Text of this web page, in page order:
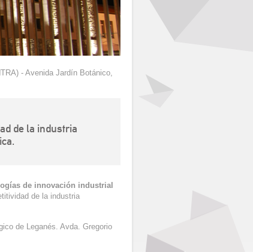
- Avenida Jardín Botánico,
de la industria
de innovación industrial
de la industria
de Leganés. Avda. Gregorio